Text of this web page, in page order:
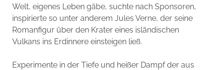
Welt, eigenes Leben gäbe, suchte nach Sponsoren,
inspirierte so unter anderem Jules Verne, der seine
Romanfigur über den Krater eines isländischen
Vulkans ins Erdinnere einsteigen ließ.
Experimente in der Tiefe und heißer Dampf der aus